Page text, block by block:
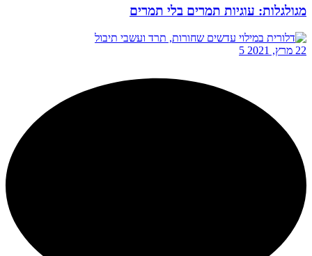
מגולגלות: עוגיות תמרים בלי תמרים
22 מרץ, 2021 5